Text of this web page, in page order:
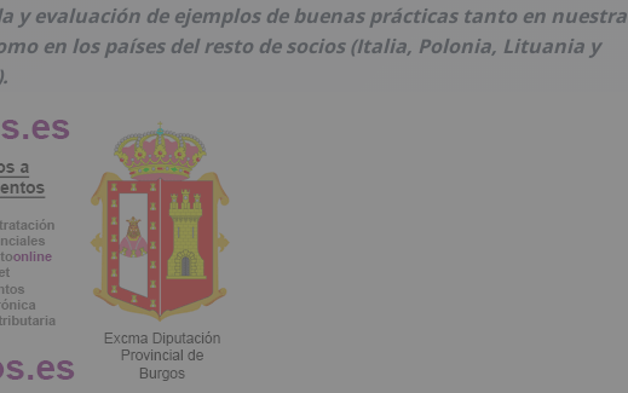
y evaluación de ejemplos de buenas prácticas tanto en nuestra
en los países del resto de socios (Italia, Polonia, Lituania y